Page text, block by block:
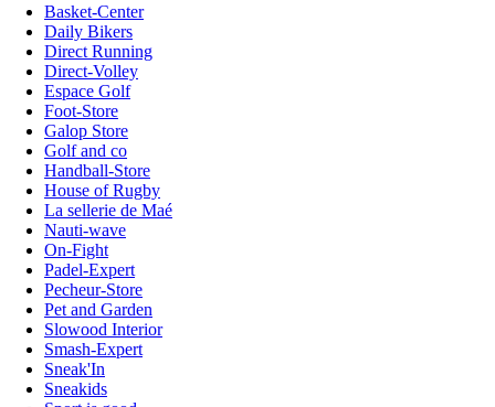
Basket-Center
Daily Bikers
Direct Running
Direct-Volley
Espace Golf
Foot-Store
Galop Store
Golf and co
Handball-Store
House of Rugby
La sellerie de Maé
Nauti-wave
On-Fight
Padel-Expert
Pecheur-Store
Pet and Garden
Slowood Interior
Smash-Expert
Sneak'In
Sneakids